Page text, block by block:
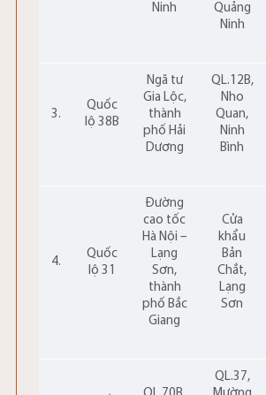
Ninh
Quảng
Ninh
3.
Quốc
lộ 38B
Ngã tư
Gia Lộc,
thành
phố Hải
Dương
QL.12B,
Nho
Quan,
Ninh
Bình
4.
Quốc
lộ 31
Đường
cao tốc
Hà Nội –
Lạng
Sơn,
thành
phố Bắc
Giang
Cửa
khẩu
Bản
Chắt,
Lạng
Sơn
QL.37,